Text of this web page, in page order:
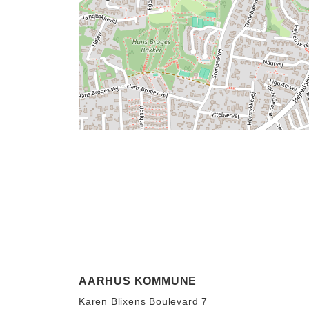
AARHUS KOMMUNE
Karen Blixens Boulevard 7